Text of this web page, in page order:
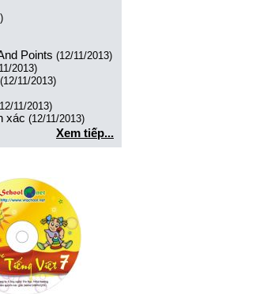
Points (12/11/2013)
2013)
(12/11/2013)
11/2013)
xác (12/11/2013)
Xem tiếp...